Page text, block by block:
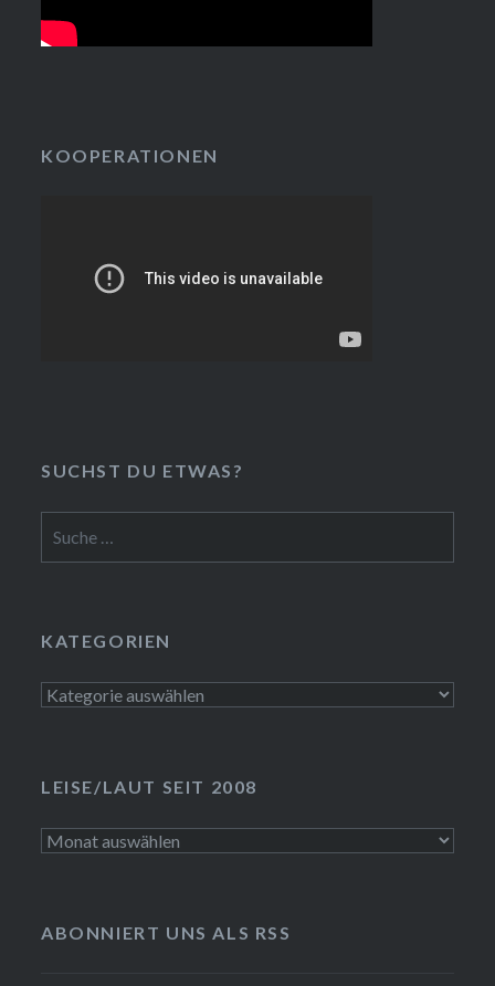
KOOPERATIONEN
SUCHST DU ETWAS?
nach:
KATEGORIEN
Kategorien
LEISE/LAUT SEIT 2008
LEISE/laut
ABONNIERT UNS ALS RSS